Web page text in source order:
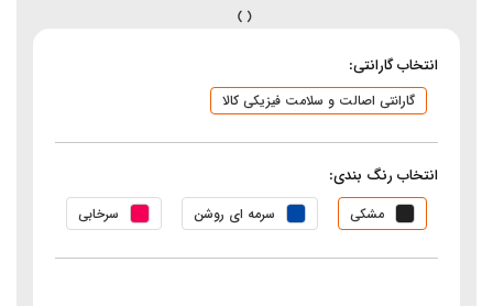
انتخاب گارانتی:
گارانتی اصالت و سلامت فیزیکی کالا
انتخاب رنگ بندی:
مشکی سرمه ای روشن سرخابی